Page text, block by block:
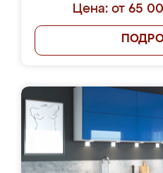
Цена: от 65